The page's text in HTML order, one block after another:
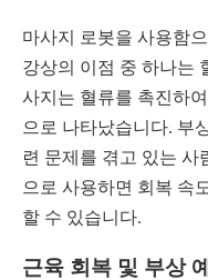
마사지 로봇을 사용함
강상의 이점 중 하나는
사지는 혈류를 촉진하
으로 나타났습니다. 부
련 문제를 겪고 있는 사
으로 사용하면 회복 속
할 수 있습니다.
근육 회복 및 부상